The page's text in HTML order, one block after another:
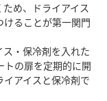
め、ドライアイス
ることが第一関門
・保冷剤を入れた
トの扉を定期的に開
アイスと保冷剤で